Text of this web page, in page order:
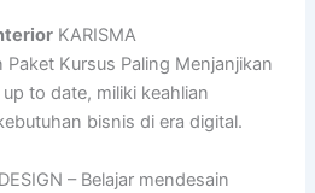
KARISMA
Kursus Paling Menjanjikan
to date, miliki keahlian
bisnis di era digital.
– Belajar mendesain